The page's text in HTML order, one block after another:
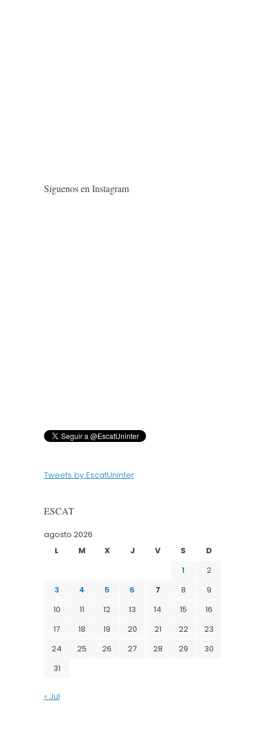
Síguenos en Instagram
Tweets by EscatUninter
ESCAT
agosto 2026
L
M X J V S
D
1
2
3
4 5 6 7 8
9
10
11 12 13 14 15
16
17
18 19 20 21 22
23
24
25 26 27 28 29
30
31
« Jul